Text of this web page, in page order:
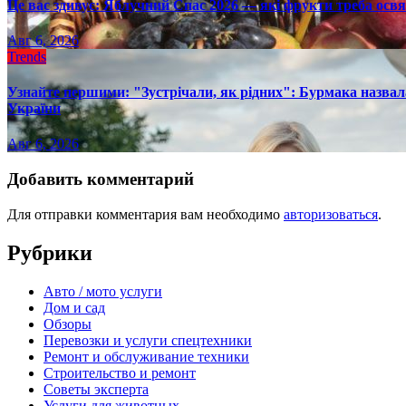
Це вас здивує: Яблучний Спас 2026 — які фрукти треба
Авг 6, 2026
Trends
Узнайте першими: "Зустрічали, як рідних": Бурмака
України
Авг 6, 2026
Добавить комментарий
Для отправки комментария вам необходимо авторизоваться.
Рубрики
Авто / мото услуги
Дом и сад
Обзоры
Перевозки и услуги спецтехники
Ремонт и обслуживание техники
Строительство и ремонт
Советы эксперта